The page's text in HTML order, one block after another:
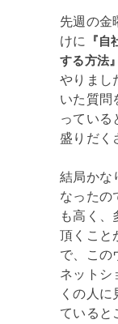
先週の金
けに
『
する方法』
やりまし
いた質問
っている
盛りだく
結局かな
なったの
も高く、
頂くこと
で、この
ネットシ
くの人に
ていると